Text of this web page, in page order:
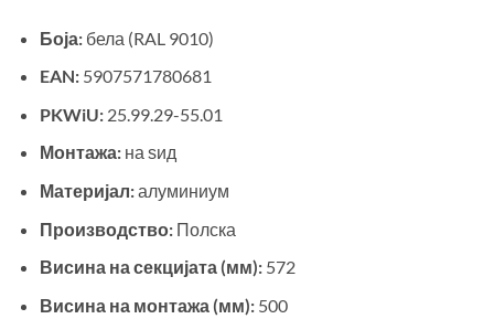
Боја:бела (RAL 9010)
EAN:5907571780681
PKWiU:25.99.29-55.01
Монтажа:на ѕид
Материјал:алуминиум
Производство:Полска
Висина на секцијата (мм):572
Висина на монтажа (мм):500